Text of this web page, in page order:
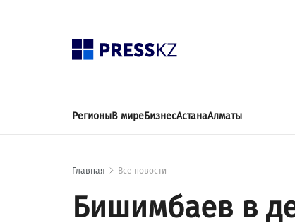
РегионыВ миреБизнесАстанаАлматы
Главная Все новости
Бишимбаев в